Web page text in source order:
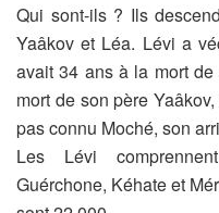
Qui sont-ils ? Ils
Yaâkov et Léa. Lévi a
avait34 ans à la mort de
mort de son père Yaâkov,
pas connu Moché, son
Les Lévi
Guérchone, Kéhate et